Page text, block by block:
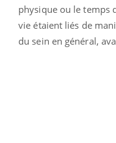
physique ou le temps
vie étaient liés de
du sein en général,